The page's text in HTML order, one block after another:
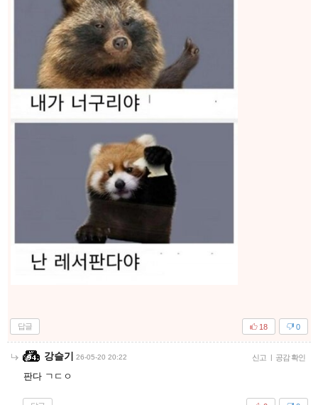
답글 0
18
강슬기 26-05-20 20:22 신고 공감 확인
판다 ㄱㄷㅇ